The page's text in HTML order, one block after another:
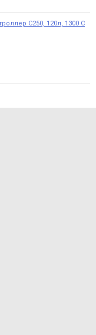
C250, 120л, 1300 С